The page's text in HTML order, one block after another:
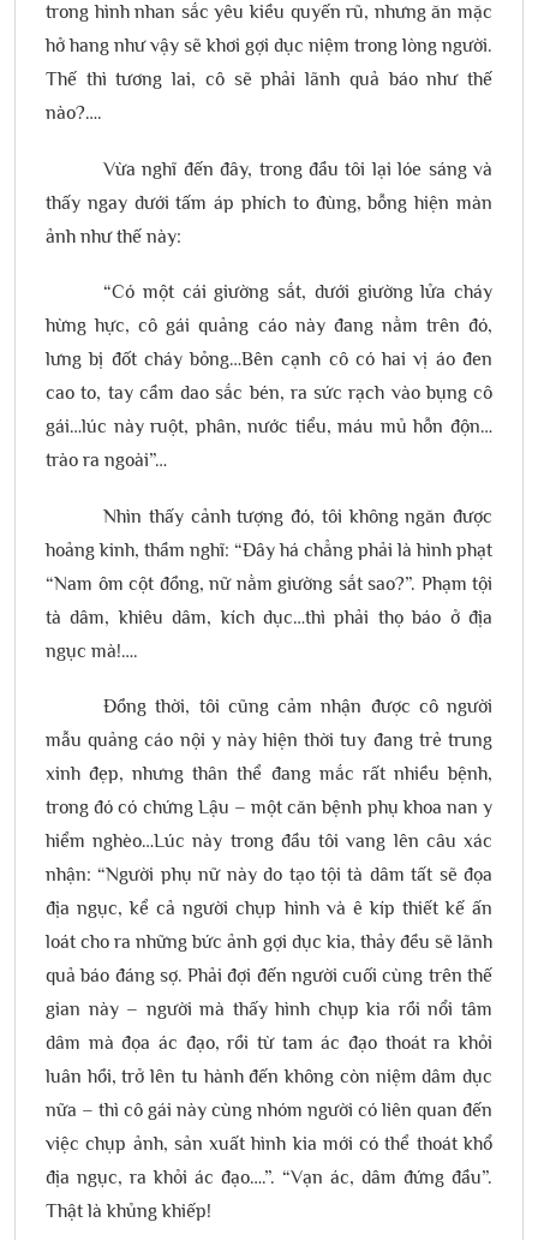
trong hình nhan sắc yêu kiều quyến rũ, nhưng ăn mặc
hở hang như vậy sẽ khơi gợi dục niệm trong lòng người.
Thế thì tương lai, cô sẽ phải lãnh quả báo như thế
nào?….
Vừa nghĩ đến đây, trong đầu tôi lại lóe sáng và
thấy ngay dưới tấm áp phích to đùng, bỗng hiện màn
ảnh như thế này:
“Có một cái giường sắt, dưới giường lửa cháy
hừng hực, cô gái quảng cáo này đang nằm trên đó,
lưng bị đốt cháy bỏng…Bên cạnh cô có hai vị áo đen
cao to, tay cầm dao sắc bén, ra sức rạch vào bụng cô
gái…lúc này ruột, phân, nước tiểu, máu mủ hỗn độn…
trào ra ngoài”…
Nhìn thấy cảnh tượng đó, tôi không ngăn được
hoảng kinh, thầm nghĩ: “Đây há chẳng phải là hình phạt
“Nam ôm cột đồng, nữ nằm giường sắt sao?”. Phạm tội
tà dâm, khiêu dâm, kích dục…thì phải thọ báo ở địa
ngục mà!….
Đồng thời, tôi cũng cảm nhận được cô người
mẫu quảng cáo nội y này hiện thời tuy đang trẻ trung
xinh đẹp, nhưng thân thể đang mắc rất nhiều bệnh,
trong đó có chứng Lậu – một căn bệnh phụ khoa nan y
hiểm nghèo…Lúc này trong đầu tôi vang lên câu xác
nhận: “Người phụ nữ này do tạo tội tà dâm tất sẽ đọa
địa ngục, kể cả người chụp hình và ê kíp thiết kế ấn
loát cho ra những bức ảnh gợi dục kia, thảy đều sẽ lãnh
quả báo đáng sợ. Phải đợi đến người cuối cùng trên thế
gian này – người mà thấy hình chụp kia rồi nổi tâm
dâm mà đọa ác đạo, rồi từ tam ác đạo thoát ra khỏi
luân hồi, trở lên tu hành đến không còn niệm dâm dục
nữa – thì cô gái này cùng nhóm người có liên quan đến
việc chụp ảnh, sản xuất hình kia mới có thể thoát khổ
địa ngục, ra khỏi ác đạo….”. “Vạn ác, dâm đứng đầu”.
Thật là khủng khiếp!